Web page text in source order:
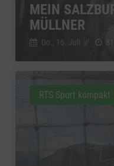
MEIN
MÜLLNER
Do., 16. Juli //
RTS Sport kompakt